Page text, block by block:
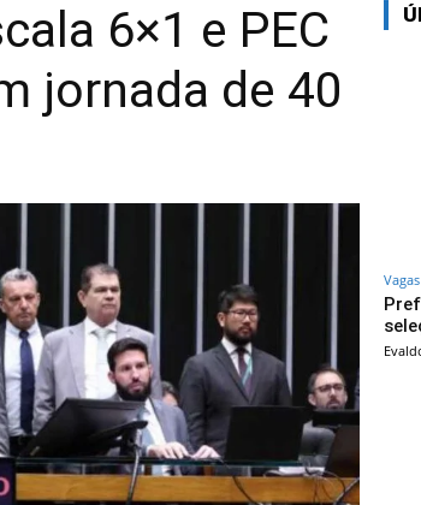
6×1 e PEC
jornada de 40